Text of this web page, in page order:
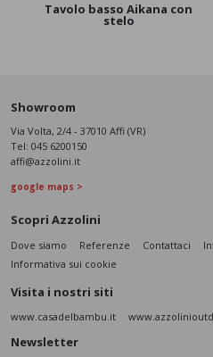
Tavolo basso Aikana con
stelo
Showroom
Via Volta, 2/4 - 37010 Affi (VR)
Tel: 045 6200150
affi@azzolini.it
google maps >
Scopri Azzolini
Dove siamo Referenze Contattaci
Informativa sui cookie
Visita i nostri siti
www.casadelbambu.it
Newsletter